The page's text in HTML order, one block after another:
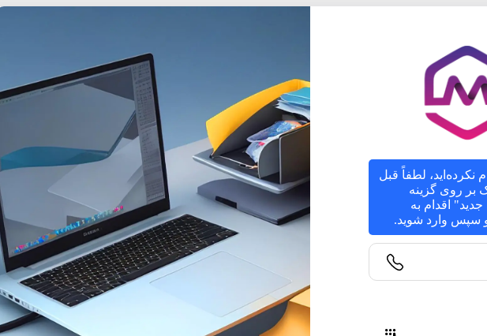
نکرده‌اید، لطفاً قبل
بر روی گزینه
اقدام به
و سپس وارد شوید.